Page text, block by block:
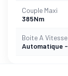
Couple Maxi
385Nm
Boite A Vitesse
Automatique -